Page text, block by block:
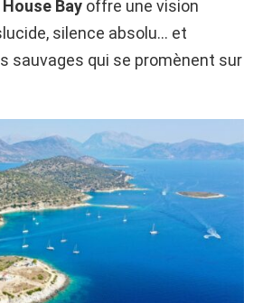
House Bay offre une vision
silence absolu… et
sauvages qui se promènent sur